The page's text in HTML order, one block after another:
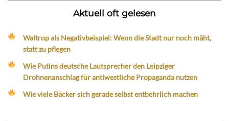
Aktuell oft gelesen
Waltrop als Negativbeispiel: Wenn die Stadt nur noch mäht,
statt zu pflegen
Wie Putins deutsche Lautsprecher den Leipziger
Drohnenanschlag für antiwestliche Propaganda nutzen
Wie viele Bäcker sich gerade selbst entbehrlich machen